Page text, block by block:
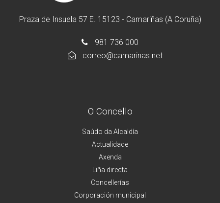
Praza de Insuela 57 E. 15123 - Camariñas (A Coruña)
981 736 000
correo@camarinas.net
O Concello
Saúdo da Alcaldía
Actualidade
Axenda
Liña directa
Concellerías
Corporación municipal